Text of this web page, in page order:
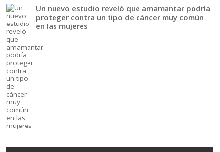
Un nuevo estudio reveló que amamantar podría
proteger contra un tipo de cáncer muy común
en las mujeres